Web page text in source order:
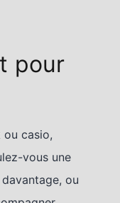
pour
ou casio,
vous une
ou